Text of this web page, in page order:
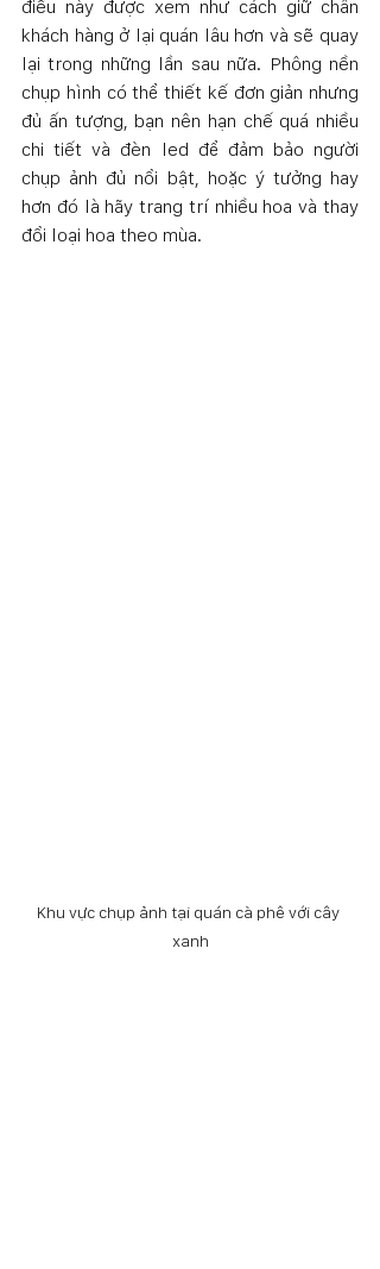
điều này được xem như cách giữ chân
khách hàng ở lại quán lâu hơn và sẽ quay
lại trong những lần sau nữa. Phông nền
chụp hình có thể thiết kế đơn giản nhưng
đủ ấn tượng, bạn nên hạn chế quá nhiều
chi tiết và đèn led để đảm bảo người
chụp ảnh đủ nổi bật, hoặc ý tưởng hay
hơn đó là hãy trang trí nhiều hoa và thay
đổi loại hoa theo mùa.
Khu vực chụp ảnh tại quán cà phê với cây
xanh